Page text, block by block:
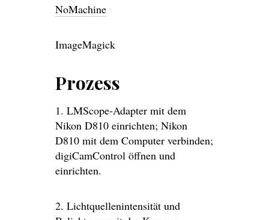
NoMachine
ImageMagick
Prozess
1. LMScope-Adapter mit dem
Nikon D810 einrichten; Nikon
D810 mit dem Computer verbinden;
digiCamControl öffnen und
einrichten.
2. Lichtquellenintensität und